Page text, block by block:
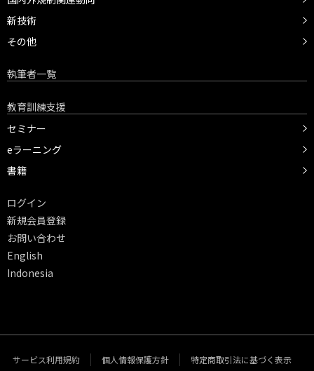
新技術
その他
執筆者一覧
教育訓練支援
セミナー
eラーニング
書籍
ログイン
新規会員登録
お問い合わせ
English
Indonesia
サービス利用規約 個人情報保護方針 特定商取引法に基づく表示